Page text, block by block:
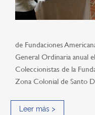
de Fundaciones
General Ordinaria anual
Coleccionistas de la
Zona Colonial de Santo
Leer más >